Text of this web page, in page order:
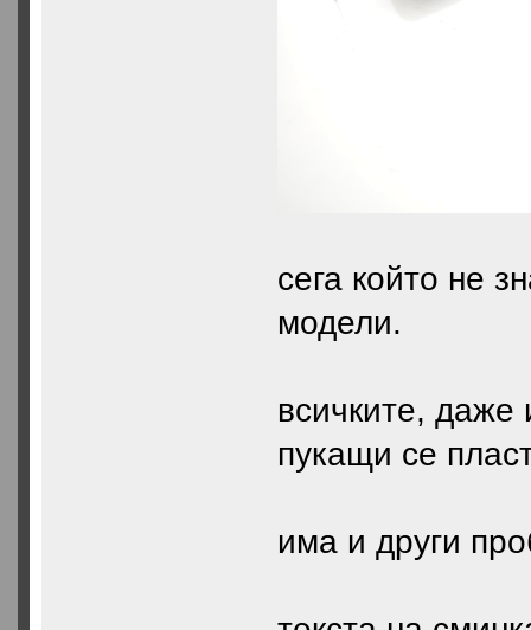
сега който не
модели.
всичките, даже
пукащи се
има и други